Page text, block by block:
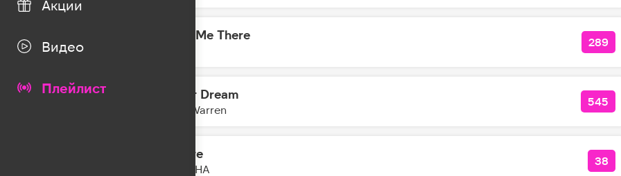
Акции
Видео
Плейлист
16:54 Take Me There 289
Fever Dream
Alex Warren
545
Amore
NYUSHA
38